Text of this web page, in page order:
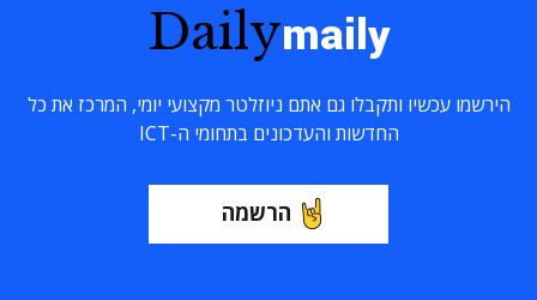
Dailymaily
הירשמו עכשיו ותקבלו גם אתם ניוזלטר מקצועי יומי, המרכז את כל
החדשות והעדכונים בתחומי ה-ICT
הרשמה